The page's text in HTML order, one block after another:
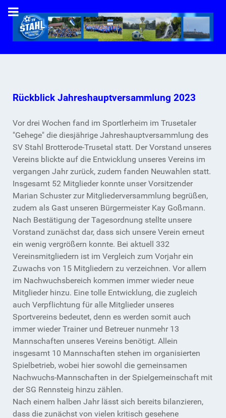
Rückblick Jahreshauptversammlung 2023
Vor drei Wochen fand im Sportlerheim im Trusetaler
"Gehege" die diesjährige Jahreshauptversammlung des
SV Stahl Brotterode-Trusetal statt. Der Vorstand unseres
Vereins blickte auf die Entwicklung unseres Vereins im
vergangen Jahr zurück, zudem fanden Neuwahlen statt.
Insgesamt 52 Mitglieder konnte unser Vorsitzender
Marian Schuster zur Mitgliederversammlung begrüßen,
zudem als Gast unseren Bürgermeister Kay Goßmann.
Nach Bestätigung der Tagesordnung stellte unsere
Vorstand zunächst dar, dass sich unsere Verein erneut
ein wenig vergrößern konnte. Bei aktuell 332
Vereinsmitgliedern ist im Vergleich zum Vorjahr ein
Zuwachs von 15 Mitgliedern zu verzeichnen. Vor allem
im Nachwuchsbereich kommen immer wieder neue
Mitglieder hinzu. Eine tolle Entwicklung, die zugleich
auch Verpflichtung für alle Mitglieder unseres
Sportvereins bedeutet, denn es werden somit auch
immer wieder Trainer und Betreuer nunmehr 13
Mannschaften unseres Vereins benötigt. Allein
insgesamt 10 Mannschaften stehen im organisierten
Spielbetrieb, wobei hier sowohl die gemeinsamen
Nachwuchs-Mannschaften in der Spielgemeinschaft mit
der SG Rennsteig hinzu zählen.
Nach einem halben Jahr lässt sich bereits bilanzieren,
dass die zunächst von vielen kritisch gesehene